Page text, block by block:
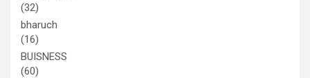
(32)
bharuch
(16)
BUISNESS
(60)